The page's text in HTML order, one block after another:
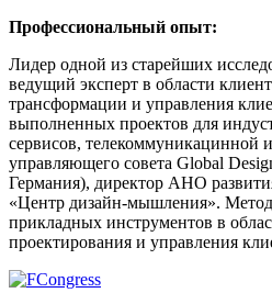
Профессиональный опыт:
Лидер одной из старейших
ведущий эксперт в области
трансформации и управления
выполненных проектов для
сервисов, телекоммуникацинной
управляющего совета Global
Германия), директор АНО
«Центр дизайн-мышления».
прикладных инструментов в
проектирования и управления